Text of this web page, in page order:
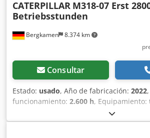
Bergkamen 8.374 km
CATERPILLAR M318-07 Erst
Betriebsstunden
Consultar
Estado: usado, Año de fabricación: 2022
funcionamiento: 2.600 h, Equipamiento:
, Caterpillar M318 Motor:
(ISO 14396): 129 kW / aprox. 176 CV,
cilindros: 4, emisiones: EU Stage V